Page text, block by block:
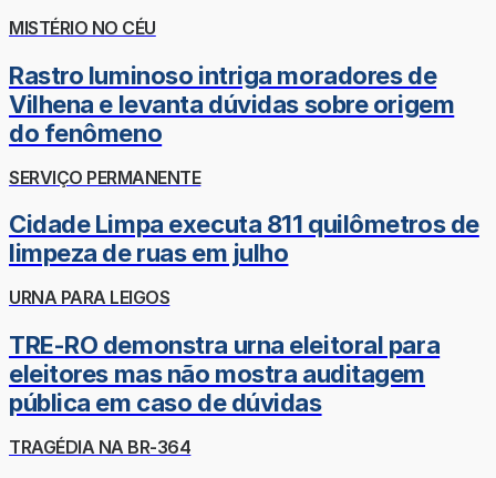
MISTÉRIO NO CÉU
Rastro luminoso intriga moradores de
Vilhena e levanta dúvidas sobre origem
do fenômeno
SERVIÇO PERMANENTE
Cidade Limpa executa 811 quilômetros de
limpeza de ruas em julho
URNA PARA LEIGOS
TRE-RO demonstra urna eleitoral para
eleitores mas não mostra auditagem
pública em caso de dúvidas
TRAGÉDIA NA BR-364